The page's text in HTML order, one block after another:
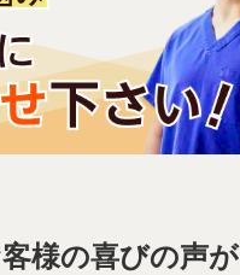
様の喜びの声が